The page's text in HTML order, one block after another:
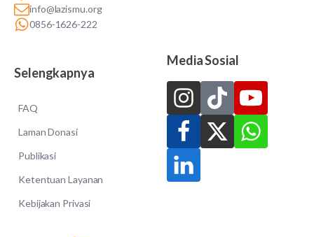
info@lazismu.org
0856-1626-222
Selengkapnya
FAQ
Laman Donasi
Publikasi
Ketentuan Layanan
Kebijakan Privasi
Media Sosial